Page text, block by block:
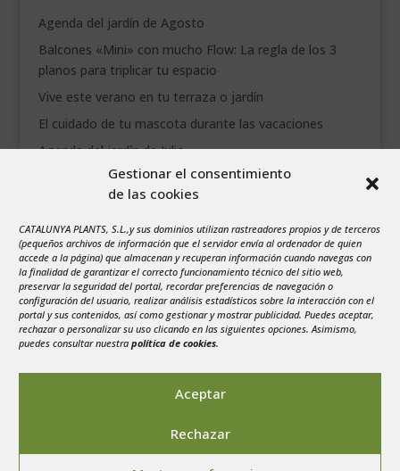
Gestionar el consentimiento
de las cookies
CATALUNYA PLANTS, S.L.,y sus dominios utilizan rastreadores propios y de terceros
(pequeños archivos de información que el servidor envía al ordenador de quien
accede a la página) que almacenan y recuperan información cuando navegas con
la finalidad de garantizar el correcto funcionamiento técnico del sitio web,
preservar la seguridad del portal, recordar preferencias de navegación o
configuración del usuario, realizar análisis estadísticos sobre la interacción con el
portal y sus contenidos, así como gestionar y mostrar publicidad. Puedes aceptar,
rechazar o personalizar su uso clicando en las siguientes opciones. Asimismo,
puedes consultar nuestra política de cookies.
Aceptar
Rechazar
Agenda del jardín de Agosto
Balcones «Mini» con mucho Flow: La regla de los 3
planos para triplicar tu espacio
Vive este verano en tu terraza o jardín
El cuidado de tu mascota durante las vacaciones
Agenda del jardín de Julio
agosto 2026
1
2
3
4 5 6 7 8
9
10
11 12 13 14 15
16
17
18 19 20 21 22
23
24
25 26 27